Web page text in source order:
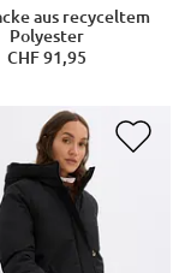
aus recyceltem
Polyester
CHF 91,95